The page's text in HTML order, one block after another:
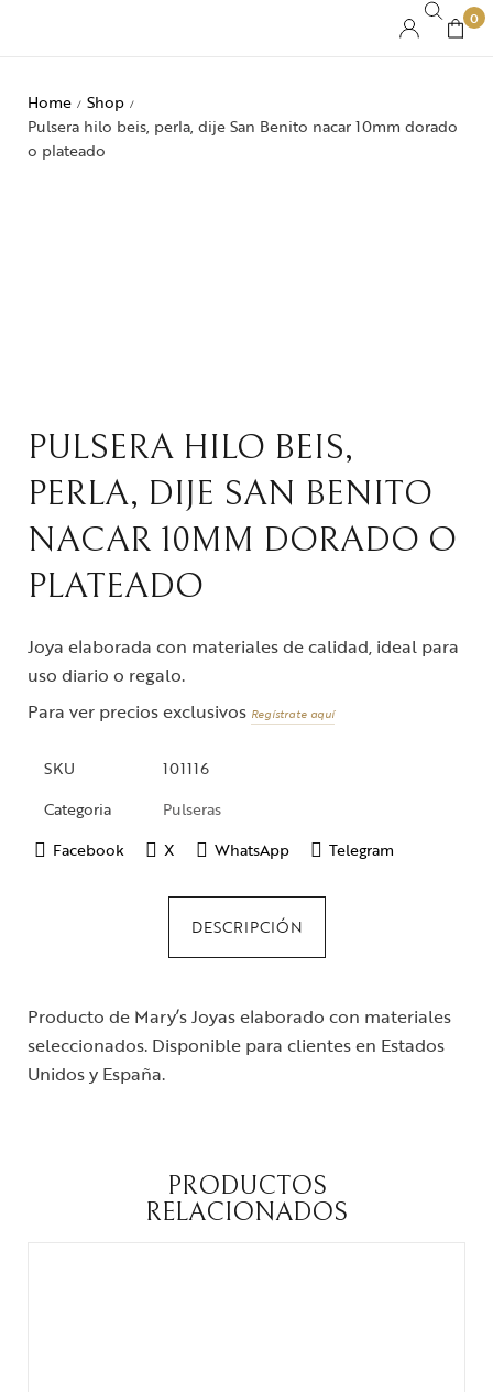
0
Home / Shop /
Pulsera hilo beis, perla, dije San Benito nacar 10mm dorado
o plateado
PULSERA HILO BEIS,
PERLA, DIJE SAN BENITO
NACAR 10MM DORADO O
PLATEADO
Joya elaborada con materiales de calidad, ideal para
uso diario o regalo.
Para ver precios exclusivos Regístrate aquí
SKU
101116
Categoria
Pulseras
Facebook
X WhatsApp Telegram
DESCRIPCIÓN
Producto de Mary’s Joyas elaborado con materiales
seleccionados. Disponible para clientes en Estados
Unidos y España.
PRODUCTOS
RELACIONADOS